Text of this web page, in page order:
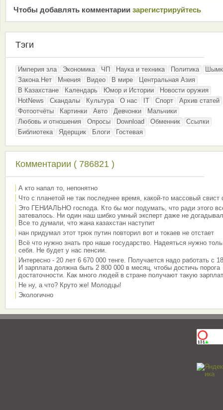
Чтобы добавлять комментарии зарeгиcтрирyйтeсь
Тэги
Империя зла Экономика ЧП Наука и техника Политика
Закона.Нет
Мнения Видео В мире
Центральная Азия
В Казахстане
Календарь Юмор и Истории
Новости оружия
HotNews
Скандалы Культура О нас IT Спорт
Архив статей
Фотоотчёты
Картинки Авто Девчонки
Мальчики
Любовь и отношения
Опросы Download Обменник
Ссылки
Библиотека
Ядерщик Блоги Гостевая
Комментарии ( 786821 )
А кто напал то, непонятно
Что с планетой не так последнее время, какой-то массовый свист
Это ГЕНИАЛЬНО господа. Кто бы мог подумать, что ради этого
затевалось. Ни один наш шибко умный эксперт даже не
Все то думали, что жана казахстан наступит
нан придумал этот трюк путин повторил вот и токаев не отстает
Всё что нужно знать про наше государство. Надеяться нужно
себя. Не будет у нас пенсии.
Интересно - 20 лет 6 670 000 тенге. Получается надо работать с
И зарплата должна быть 2 800 000 в месяц, чтобы достичь порога
достаточности. Как много людей в стране получают такую
Не ну, а что? Круто же! Молодцы!
Экологично